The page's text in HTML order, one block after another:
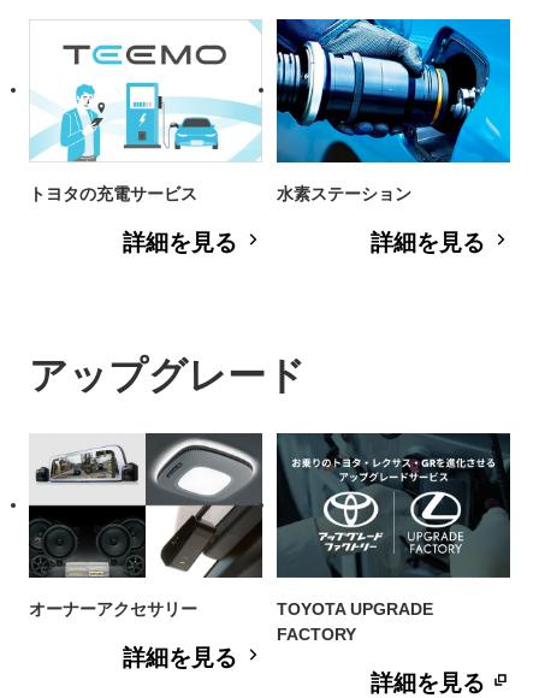
トヨタの充電サービス
詳細を見る
水素ステーション
詳細を見る
アップグレード
オーナーアクセサリー
詳細を見る
TOYOTA UPGRADE
FACTORY
詳細を見る